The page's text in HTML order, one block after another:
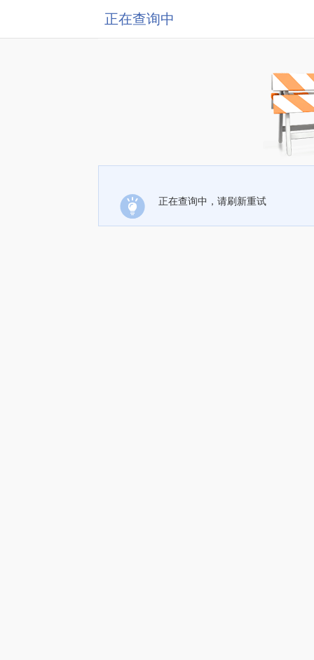
正在查询中
正在查询中，请刷新重试